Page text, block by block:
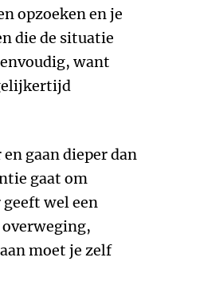
opzoeken en je
die de situatie
want
gaan dieper dan
gaat om
wel een
moet je zelf